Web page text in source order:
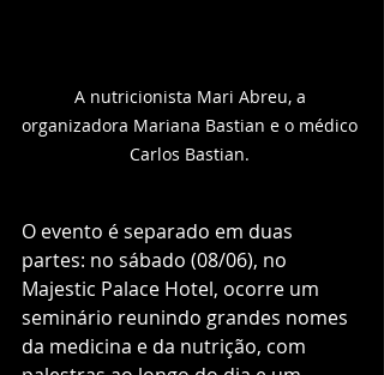
A nutricionista Mari Abreu, a
organizadora Mariana Bastian e o médico
Carlos Bastian.
O evento é separado em duas
partes: no sábado (08/06), no
Majestic Palace Hotel, ocorre um
seminário reunindo grandes nomes
da medicina e da nutrição, com